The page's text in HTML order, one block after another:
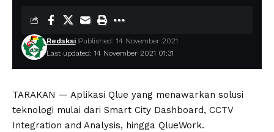
Last updated: 14 November 2021 01:31
Redaksi Published: 14 November 2021
TARAKAN — Aplikasi Qlue yang menawarkan solusi
teknologi mulai dari Smart City Dashboard, CCTV
Integration and Analysis, hingga QlueWork.